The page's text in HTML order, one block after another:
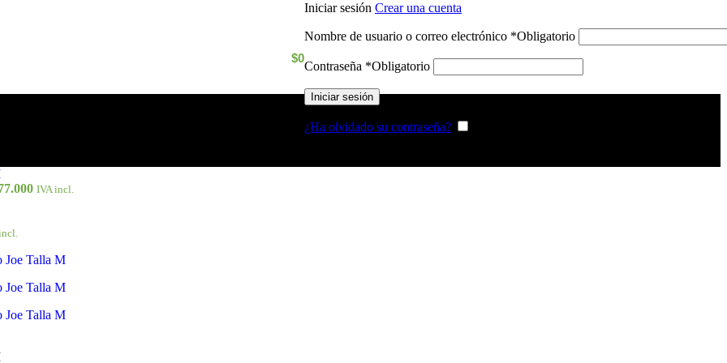
$0
Iniciar sesión Crear una cuenta
Nombre de usuario o correo electrónico *Obligatorio
Contraseña *Obligatorio
Iniciar sesión
¿Ha olvidado su contraseña?
IVA incl.